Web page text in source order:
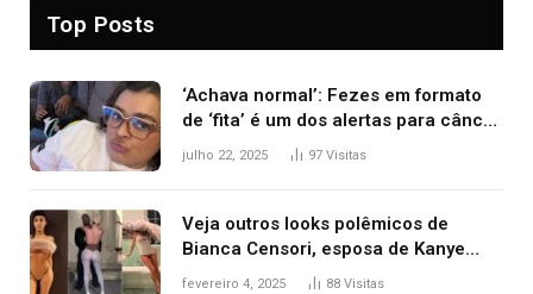
Top Posts
‘Achava normal’: Fezes em formato
de ‘fita’ é um dos alertas para câncer
colorretal; relembre fala de Preta Gil
julho 22, 2025 97 Visitas
Veja outros looks polêmicos de
Bianca Censori, esposa de Kanye
West que apareceu nua no Grammy
fevereiro 4, 2025 88 Visitas